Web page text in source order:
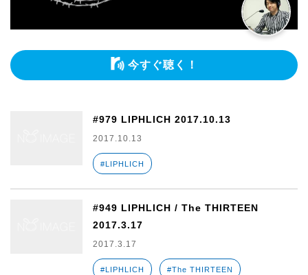
今すぐ聴く！
#979 LIPHLICH 2017.10.13
2017.10.13
#LIPHLICH
#949 LIPHLICH / The THIRTEEN
2017.3.17
2017.3.17
#LIPHLICH #The THIRTEEN